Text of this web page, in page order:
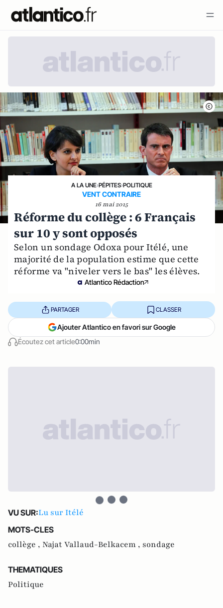
A LA UNE›PÉPITES›POLITIQUE
VENT CONTRAIRE
16 mai 2015
Réforme du collège : 6 Français
sur 10 y sont opposés
Selon un sondage Odoxa pour Itélé, une
majorité de la population estime que cette
réforme va "niveler vers le bas" les élèves.
Atlantico Rédaction
Écoutez cet article0:00min
PARTAGER CLASSER
Ajouter Atlantico en favori sur Google
VU SUR:Lu sur Itélé
MOTS-CLES
collège , Najat Vallaud-Belkacem , sondage
THEMATIQUES
Politique